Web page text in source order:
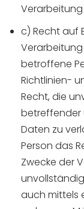
c) Recht auf
betroffene
Richtlinien-
Recht, die
betreffender
Daten zu
Person das
Zwecke der
auch mittels